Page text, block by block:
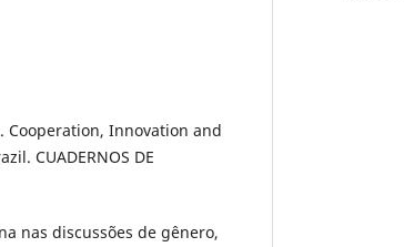
. Cooperation, Innovation and
CUADERNOS DE
nas discussões de gênero,